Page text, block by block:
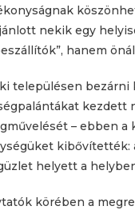
nekik egy
hanem
településen
kezdett
– ebben a
helyett a
körében a